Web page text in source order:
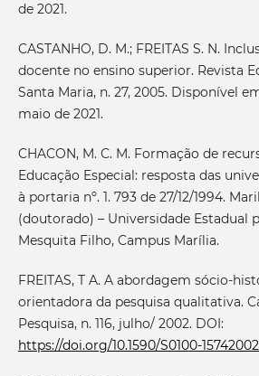
de 2021.
CASTANHO, D. M.; FREITAS S. N.
docente no ensino superior. Revista
Santa Maria, n. 27, 2005. Disponível
maio de 2021.
CHACON, M. C. M. Formação de
Educação Especial: resposta das
à portaria nº. 1. 793 de 27/12/1994.
(doutorado) – Universidade Estadual
Mesquita Filho, Campus Marília.
FREITAS, T A. A abordagem sócio-
orientadora da pesquisa qualitativa.
Pesquisa, n. 116, julho/ 2002. DOI:
https://doi.org/10.1590/S0100-